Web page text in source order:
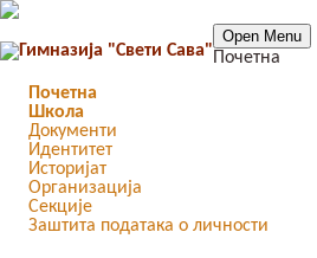
Почетна
Школа
Документи
Идентитет
Историјат
Организација
Секције
Заштита података о личности
Open Menu
Почетна